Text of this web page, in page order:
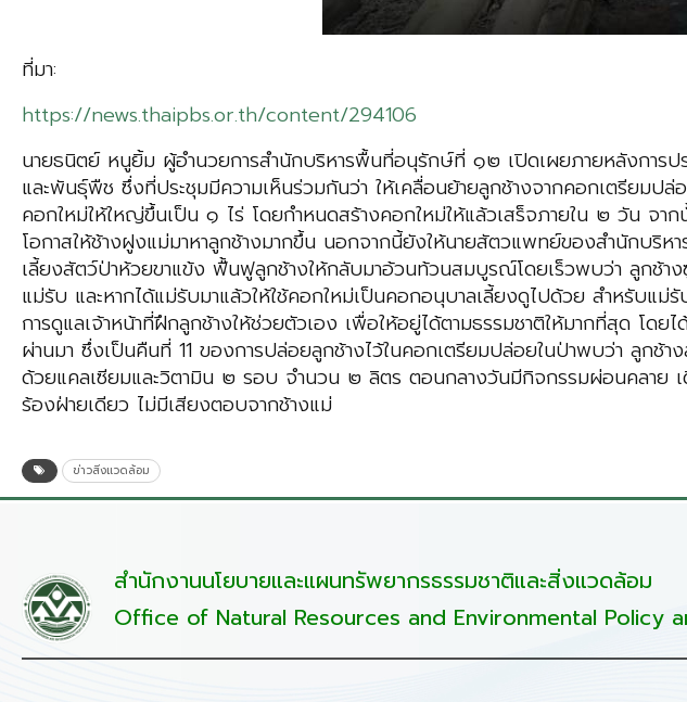
ที่มา:
https://news.thaipbs.or.th/content/294106
นายธนิตย์ หนูยิ้ม ผู้อำนวยการสำนักบริหารพื้นที่อนุรักษ์ที่ ๑๒​ เปิดเผยภายหลังการ
และพันธุ์พืช ซึ่งที่ประชุมมีความเห็นร่วมกันว่า ​ให้เคลื่อนย้ายลูกช้างจากคอกเตรีย
คอกใหม่ให้ใหญ่ขึ้นเป็น ๑ ไร่ โดยกำหนดสร้างคอกใหม่ให้แล้วเสร็จภายใน ๒ วัน จ
โอกาสให้ช้างฝูงแม่มาหาลูกช้างมากขึ้น นอกจากนี้ยังให้นายสัตวแพทย์ของสำนักบ
เลี้ยงสัตว์ป่าห้วยขาแข้ง ฟื้นฟูลูกช้างให้กลับมาอ้วนท้วนสมบูรณ์โดยเร็ว​พบว่า ลูกช้า
แม่รับ และหากได้แม่รับมาแล้วให้ใช้คอกใหม่เป็นคอกอนุบาลเลี้ยงดูไปด้วย สำหรับ
การดูแลเจ้าหน้าที่ฝึกลูกช้างให้ช่วยตัวเอง เพื่อให้อยู่ได้ตามธรรมชาติให้มากที่สุด โ
ผ่านมา ซึ่งเป็นคืนที่ 11 ของการปล่อยลูกช้างไว้ในคอกเตรียมปล่อยในป่าพบว่า
ด้วยแคลเซียมและวิตามิน ๒ รอบ จำนวน ๒ ลิตร ตอนกลางวันมีกิจกรรมผ่อนคลาย
ร้องฝ่ายเดียว ไม่มีเสียงตอบจากช้างแม่
ข่าวสิ่งแวดล้อม
สำนักงานนโยบายและแผนทรัพยากรธรรมชาติและสิ่งแวดล้อม
Office of Natural Resources and Environmental Policy